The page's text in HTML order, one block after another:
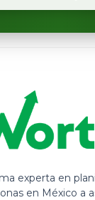
experta en
en México a